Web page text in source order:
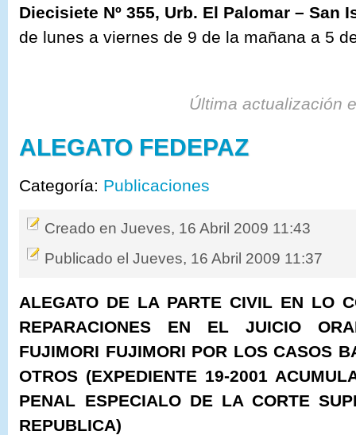
Diecisiete Nº 355, Urb. El Palomar – San
de lunes a viernes de 9 de la mañana a 5
Última actualización
ALEGATO FEDEPAZ
Categoría: Publicaciones
Creado en Jueves, 16 Abril 2009 11:43
Publicado el Jueves, 16 Abril 2009 11:37
ALEGATO DE LA PARTE CIVIL EN LO
REPARACIONES EN EL JUICIO
FUJIMORI FUJIMORI POR LOS CASOS
OTROS (EXPEDIENTE 19-2001
PENAL ESPECIALO DE LA CORTE
REPUBLICA)